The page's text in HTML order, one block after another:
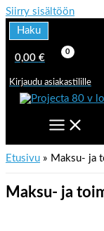
Siirry sisältöön
Haku
0,00 €
Kirjaudu asiakastilille
Etusivu Maksu- ja
Maksu- ja